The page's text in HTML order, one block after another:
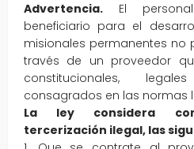
Advertencia. El
beneficiario para el
misionales permanentes no
través de un proveedor
constitucionales,
consagrados en las normas
La ley considera
tercerización ilegal, las